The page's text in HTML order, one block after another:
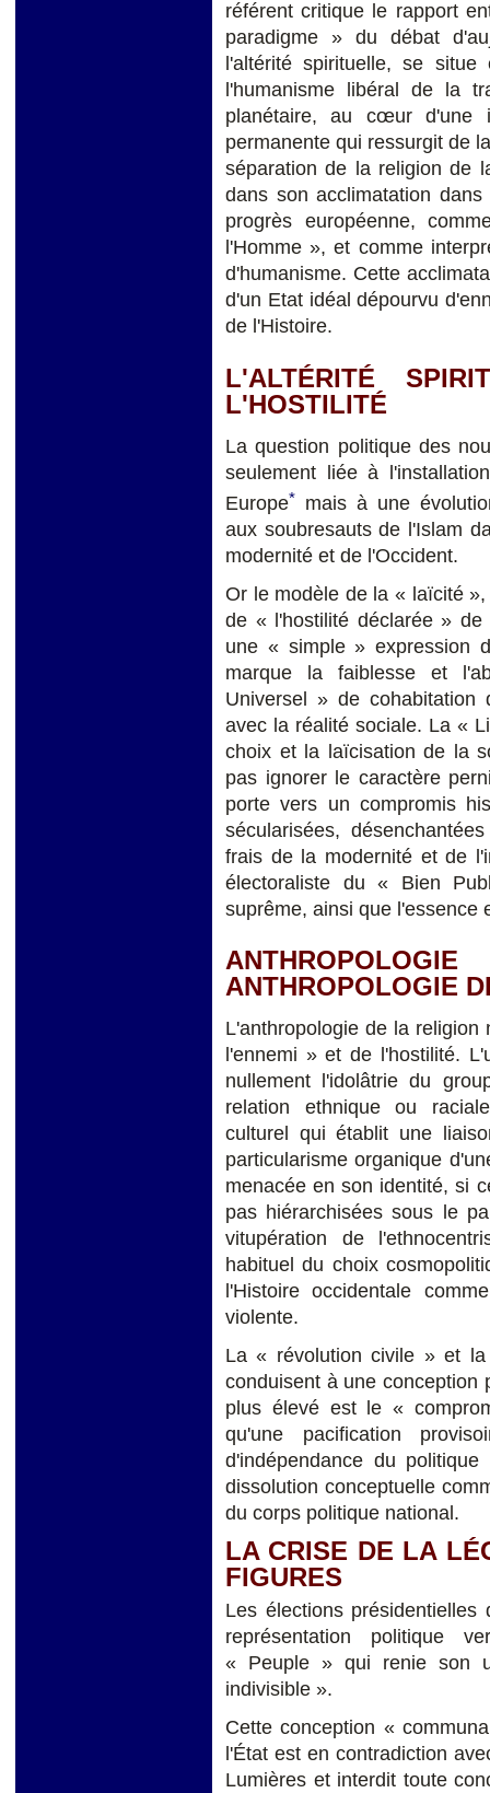
référent critique le rapport
paradigme » du débat
l'altérité spirituelle, se
l'humanisme libéral de la
planétaire, au cœur d'une
permanente qui ressurgit de
séparation de la religion de
dans son acclimatation
progrès européenne,
l'Homme », et comme
d'humanisme. Cette
d'un Etat idéal dépourvu
de l'Histoire.
L'ALTÉRITÉ
L'HOSTILITÉ
La question politique des
seulement liée à
Europe*
mais à une
aux soubresauts de l'Islam
modernité et de l'Occident.
Or le modèle de la « laïcité
de « l'hostilité déclarée » de
une « simple » expression
marque la faiblesse et
Universel » de cohabitation
avec la réalité sociale. La «
choix et la laïcisation de la
pas ignorer le caractère
porte vers un compromis
sécularisées,
frais de la modernité et de
électoraliste du « Bien
suprême, ainsi que l'essence
ANTHROPOLOGIE
L'anthropologie de la
l'ennemi » et de l'hostilité.
nullement l'idolâtrie du
relation ethnique ou
culturel qui établit une
particularisme organique
menacée en son identité, si
pas hiérarchisées sous le
vitupération de
habituel du choix
l'Histoire occidentale
violente.
La « révolution civile » et
conduisent à une conception
plus élevé est le «
qu'une pacification
d'indépendance du
dissolution conceptuelle
du corps politique national.
LA CRISE DE LA
FIGURES
Les élections
représentation politique
« Peuple » qui renie son
indivisible ».
Cette conception «
l'État est en contradiction
Lumières et interdit toute